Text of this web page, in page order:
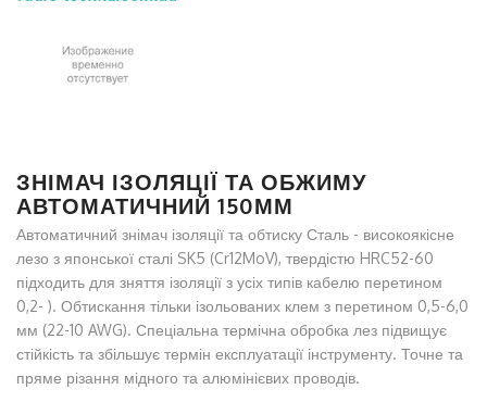
ЗНІМАЧ ІЗОЛЯЦІЇ ТА ОБЖИМУ
АВТОМАТИЧНИЙ 150ММ
Автоматичний знімач ізоляції та обтиску Сталь - високоякісне
лезо з японської сталі SK5 (Cr12MoV), твердістю HRC52-60
підходить для зняття ізоляції з усіх типів кабелю перетином
0,2- ). Обтискання тільки ізольованих клем з перетином 0,5-6,0
мм (22-10 AWG). Спеціальна термічна обробка лез підвищує
стійкість та збільшує термін експлуатації інструменту. Точне та
пряме різання мідного та алюмінієвих проводів.